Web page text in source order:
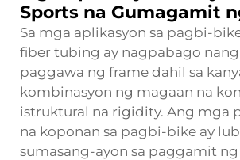
Sports na Gumagamit
Sa mga aplikasyon sa pagbi-
fiber tubing ay nagpabago nang
paggawa ng frame dahil sa
kombinasyon ng magaan na
istruktural na rigidity. Ang mga
na koponan sa pagbi-bike ay
sumasang-ayon sa paggamit